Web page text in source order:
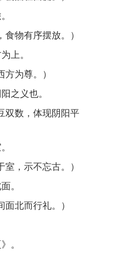
食物有序摆放。）
上。
方为尊。）
之义也。
双数，体现阴阳平
室，示不忘古。）
。
面北而行礼。）
。